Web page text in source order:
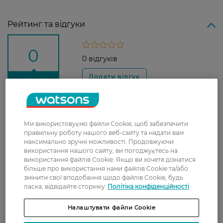
Рейтинг та відгуки
0
З 0 відгуків
0 відгуків
Доставка
Нова пошта
У відділення Нової пошти - 99 грн,
безкоштовно від 699 грн
Укрпошта
Вартість доставки - 79 грн, безкоштовна
доставка від - 599 грн
Забрати сьогодні в магазині Watsons
Ми використовуємо файли Cookie, щоб забезпечити
правильну роботу нашого веб-сайту та надати вам
максимально зручні можливості. Продовжуючи
використання нашого сайту, ви погоджуєтесь на
використання файлів Cookie. Якщо ви хочете дізнатися
більше про використання нами файлів Cookie та/або
змінити свої вподобання щодо файлів Cookie, будь
ласка, відвідайте сторінку Політіка конфіденційності
Налаштувати файли Cookie